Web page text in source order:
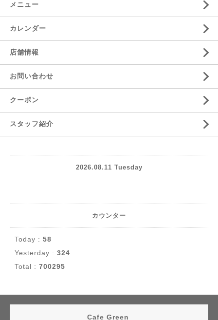
メニュー
カレンダー
店舗情報
お問い合わせ
クーポン
スタッフ紹介
2026.08.11 Tuesday
カウンター
Today : 58
Yesterday : 324
Total : 700295
Cafe Green